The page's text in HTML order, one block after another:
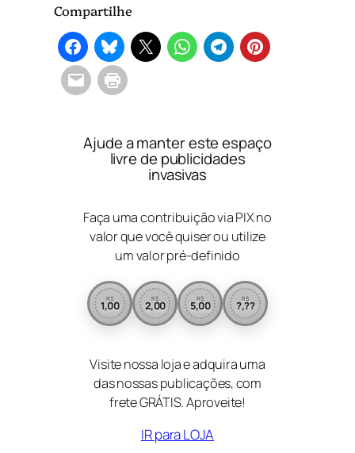
Compartilhe
Ajude a manter este espaço
livre de publicidades
invasivas
Faça uma contribuição via PIX no
valor que você quiser ou utilize
um valor pré-definido
R$
1,00
R$
2,00
R$
5,00
R$
?,??
Visite nossa loja e adquira uma
das nossas publicações, com
frete GRÁTIS. Aproveite!
IR para LOJA